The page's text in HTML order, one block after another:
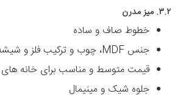
۳.۲. میز مدرن
خطوط صاف و ساده
جنس MDF، چوب و ترکیب فلز و شیشه
قیمت متوسط و مناسب برای خانه
جلوه شیک و مینیمال